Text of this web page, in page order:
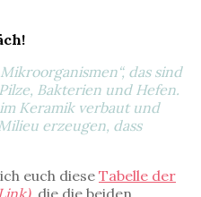
das sind
Bakterien und Hefen.
Keramik verbaut und
erzeugen, dass
euch diese Tabelle der